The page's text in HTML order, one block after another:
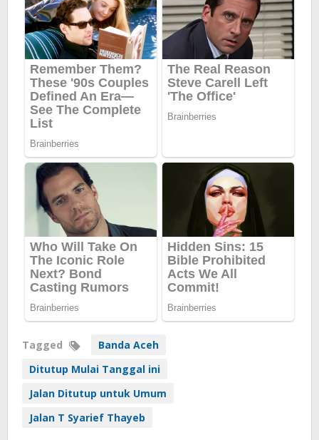
Tagged
Banda Aceh
Ditutup Mulai Tanggal ini
Jalan Ditutup untuk Umum
Jalan T Syarief Thayeb